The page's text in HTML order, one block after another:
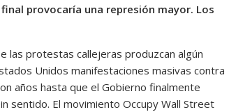
provocaría una represión mayor. Los
las protestas callejeras produzcan algún
Unidos manifestaciones masivas contra
años hasta que el Gobierno finalmente
sentido. El movimiento Occupy Wall Street